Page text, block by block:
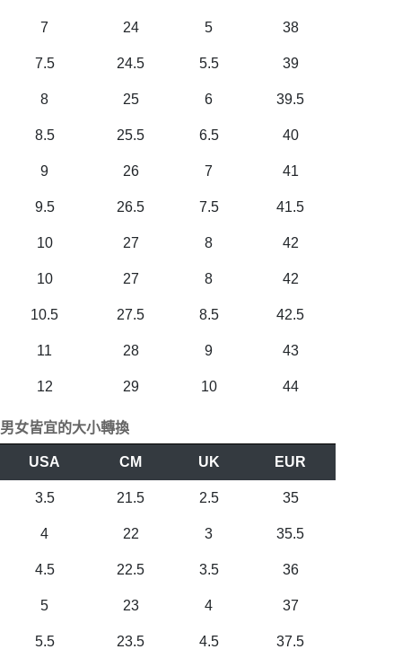
7 24 5 38
7.5 24.5 5.5 39
8 25 6 39.5
8.5 25.5 6.5 40
9 26 7 41
9.5 26.5 7.5 41.5
10 27 8 42
10 27 8 42
10.5 27.5 8.5 42.5
11 28 9 43
12 29 10 44
男女皆宜的大小轉換
USA CM UK EUR
3.5 21.5 2.5 35
4 22 3 35.5
4.5 22.5 3.5 36
5 23 4 37
5.5 23.5 4.5 37.5